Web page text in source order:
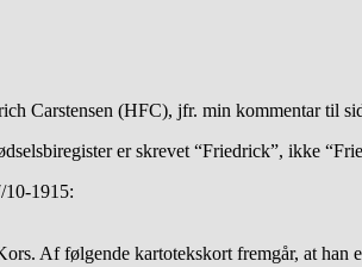
Carstensen (HFC), jfr. min kommentar til
er skrevet “Friedrick”, ikke
10-1915:
Af følgende kartotekskort fremgår, at